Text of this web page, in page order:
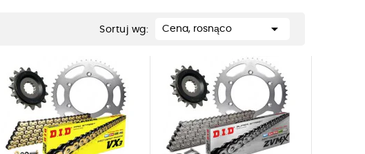
Sortuj wg: Cena, rosnąco 